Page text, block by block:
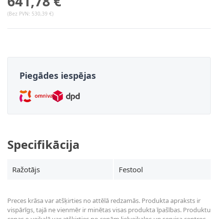
(Bez PVN: 530,39 €)
Piegādes iespējas
Specifikācija
Ražotājs Festool
Preces krāsa var atšķirties no attēlā redzamās. Produkta apraksts ir
vispārīgs, tajā ne vienmēr ir minētas visas produkta īpašības. Produktu